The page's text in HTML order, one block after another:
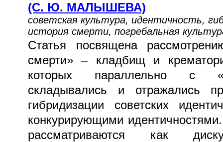
(С. Ю. МАЛЫШЕВА)
советская культура, идентичность,
история смерти, погребальная
Статья посвящена
смерти» – кладбищ и
которых параллельно с
складывались и отражались
гибридизации советских
конкурирующими
рассматриваются как